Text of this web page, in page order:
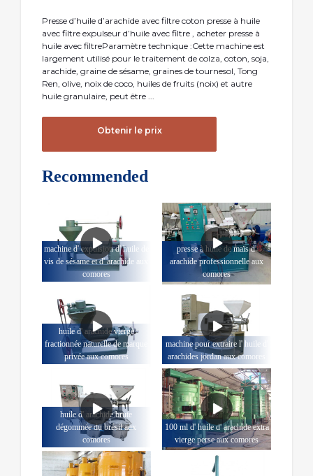
Presse d’huile d’arachide avec filtre coton presse à huile
avec filtre expulseur d’huile avec filtre , acheter presse à
huile avec filtreParamètre technique :Cette machine est
largement utilisé pour le traitement de colza, coton, soja,
arachide, graine de sésame, graines de tournesol, Tong
Ren, olive, noix de coco, huiles de fruits (noix) et autre
huile granulaire, peut être ...
Obtenir le prix
Recommended
machine d' expulsion d' huile de
vis de sésame et d' arachide aux
comores
presse à huile de maïs d'
arachide professionnelle aux
comores
huile d' arachide vierge
fractionnée naturelle de marque
privée aux comores
machine pour extraire l' huile d'
arachides jordan aux comores
huile d' arachide brute
dégommée du brésil aux
comores
100 ml d' huile d' arachide extra
vierge perse aux comores